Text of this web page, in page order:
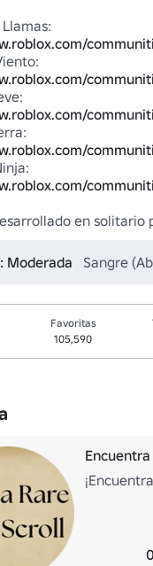
en solitario
Moderada Sangre
Favoritas
105,590